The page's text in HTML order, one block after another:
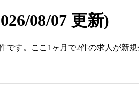
08/07 更新)
す。ここ1ヶ月で2件の求人が新規